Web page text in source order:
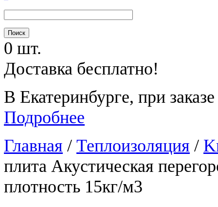
0 шт.
Доставка бесплатно!
В Екатеринбурге, при
Подробнее
Главная / Теплоизоляция /
плита Акустическая
плотность 15кг/м3